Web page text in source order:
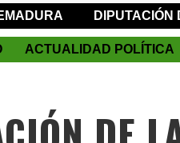
DIPUTACIÓN
ACTUALIDAD POLÍTICA